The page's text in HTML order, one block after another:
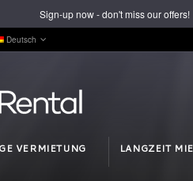
Deutsch
VERMIETUNG LANGZEIT
Sign-up now - don't miss our offers!